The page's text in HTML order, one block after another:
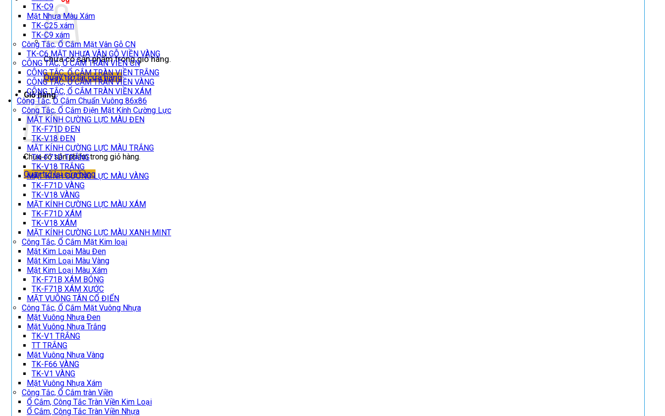
Chưa có sản phẩm trong giỏ hàng.
Quay trở lại cửa hàng
Giỏ hàng
Chưa có sản phẩm trong giỏ hàng.
Quay trở lại cửa hàng
TK-C9
Mặt Nhựa Màu Xám
TK-C25 xám
TK-C9 xám
Công Tắc, Ổ Cắm Mặt Vân Gỗ CN
TK-C6 MẶT NHỰA VÂN GỖ VIỀN VÀNG
CÔNG TẮC, Ổ CẮM TRÀN VIỀN CN
CÔNG TẮC, Ổ CẮM TRÀN VIỀN TRẮNG
CÔNG TẮC, Ổ CẮM TRÀN VIỀN VÀNG
CÔNG TẮC, Ổ CẮM TRÀN VIỀN XÁM
Công Tắc, Ổ Cắm Chuẩn Vuông 86x86
Công Tắc, Ổ Cắm Điện Mặt Kính Cường Lực
MẶT KÍNH CƯỜNG LỰC MÀU ĐEN
TK-F71D ĐEN
TK-V18 ĐEN
MẶT KÍNH CƯỜNG LỰC MÀU TRẮNG
TK-F71D TRẮNG
TK-V18 TRẮNG
MẶT KÍNH CƯỜNG LỰC MÀU VÀNG
TK-F71D VÀNG
TK-V18 VÀNG
MẶT KÍNH CƯỜNG LỰC MÀU XÁM
TK-F71D XÁM
TK-V18 XÁM
MẶT KÍNH CƯỜNG LỰC MÀU XANH MINT
Công Tắc, Ổ Cắm Mặt Kim loại
Mặt Kim Loại Màu Đen
Mặt Kim Loại Màu Vàng
Mặt Kim Loại Màu Xám
TK-F71B XÁM BÓNG
TK-F71B XÁM XƯỚC
MẶT VUÔNG TÂN CỔ ĐIỂN
Công Tắc, Ổ Cắm Mặt Vuông Nhựa
Mặt Vuông Nhựa Đen
Mặt Vuông Nhựa Trắng
TK-V1 TRẮNG
TT TRẮNG
Mặt Vuông Nhựa Vàng
TK-F66 VÀNG
TK-V1 VÀNG
Mặt Vuông Nhựa Xám
Công Tắc, Ổ Cắm tràn Viền
Ổ Cắm, Công Tắc Tràn Viền Kim Loại
Ổ Cắm, Công Tắc Tràn Viền Nhựa